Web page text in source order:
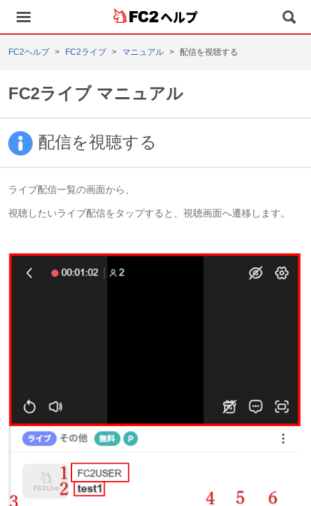
ヘルプ
FC2ヘルプ FC2ライブ マニュアル 配信を視聴する
FC2ライブ マニュアル
配信を視聴する
ライブ配信一覧の画面から、
視聴したいライブ配信をタップすると、視聴画面へ遷移します。